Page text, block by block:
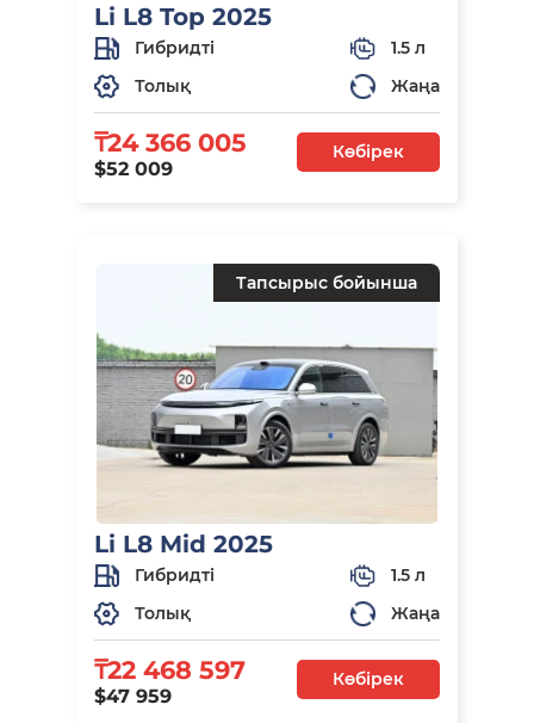
Li L8 Top 2025
Гибридті
1.5 л
Толық
Жаңа
₸24 366 005
$52 009
Көбірек
Тапсырыс бойынша
Li L8 Mid 2025
Гибридті
1.5 л
Толық
Жаңа
₸22 468 597
$47 959
Көбірек